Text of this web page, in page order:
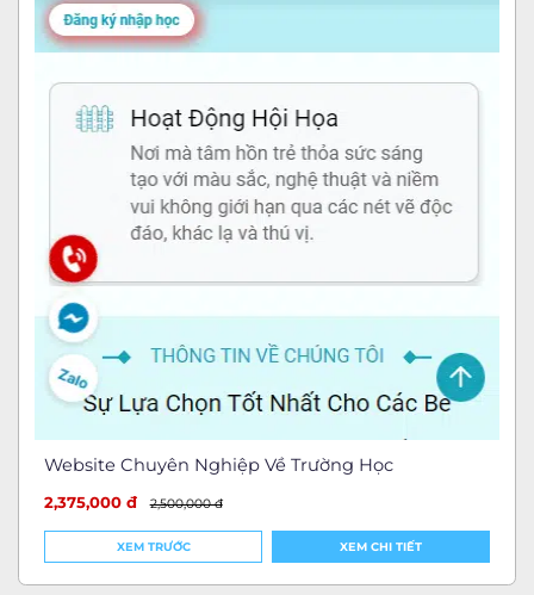
Website Chuyên Nghiệp Về Trường Học
2,375,000 đ 2,500,000 đ
XEM TRƯỚC XEM CHI TIẾT